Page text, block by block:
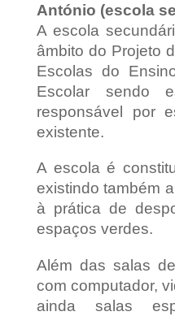
António (escola
A escola
âmbito do Projeto
Escolas do
Escolar sendo
responsável por
existente.
A escola é
existindo também
à prática de
espaços verdes.
Além das salas
com computador,
ainda salas